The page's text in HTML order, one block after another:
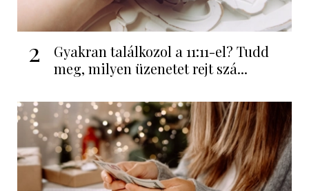
2
Gyakran találkozol a 11:11-el? Tudd
meg, milyen üzenetet rejt szá...